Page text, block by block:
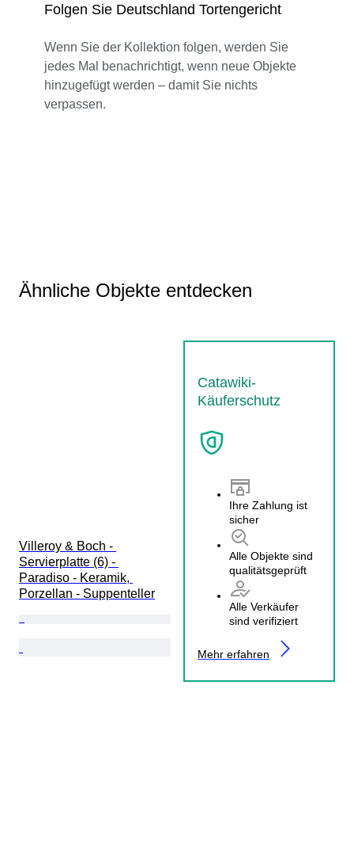
Folgen Sie Deutschland Tortengericht
Wenn Sie der Kollektion folgen, werden Sie
jedes Mal benachrichtigt, wenn neue Objekte
hinzugefügt werden – damit Sie nichts
verpassen.
Ähnliche Objekte entdecken
Catawiki-
Käuferschutz
Ihre Zahlung ist
sicher
Alle Objekte sind
qualitätsgeprüft
Alle Verkäufer
sind verifiziert
Mehr erfahren
Villeroy & Boch -
Servierplatte (6) -
Paradiso - Keramik,
Porzellan - Suppenteller